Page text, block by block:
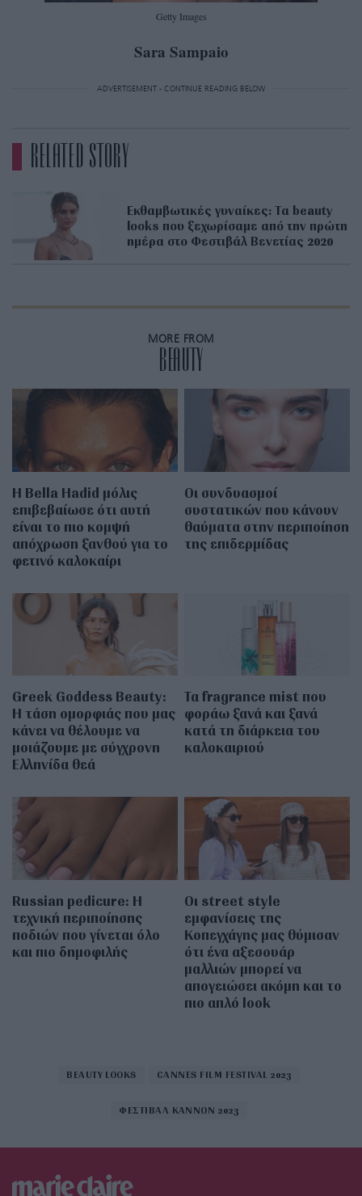
Getty Images
Sara Sampaio
ADVERTISEMENT - CONTINUE READING BELOW
RELATED STORY
Εκθαμβωτικές γυναίκες: Τα beauty
looks που ξεχωρίσαμε από την πρώτη
ημέρα στο Φεστιβάλ Βενετίας 2020
MORE FROM
BEAUTY
Η Bella Hadid μόλις
επιβεβαίωσε ότι αυτή
είναι το πιο κομψή
απόχρωση ξανθού για το
φετινό καλοκαίρι
Οι συνδυασμοί
συστατικών που κάνουν
θαύματα στην περιποίηση
της επιδερμίδας
Greek Goddess Beauty:
Η τάση ομορφιάς που μας
κάνει να θέλουμε να
μοιάζουμε με σύγχρονη
Ελληνίδα θεά
Τα fragrance mist που
φοράω ξανά και ξανά
κατά τη διάρκεια του
καλοκαιριού
Russian pedicure: Η
τεχνική περιποίησης
ποδιών που γίνεται όλο
και πιο δημοφιλής
Οι street style
εμφανίσεις της
Κοπεγχάγης μας θύμισαν
ότι ένα αξεσουάρ
μαλλιών μπορεί να
απογειώσει ακόμη και το
πιο απλό look
BEAUTY LOOKS CANNES FILM FESTIVAL 2023
ΦΕΣΤΙΒΑΛ ΚΑΝΝΩΝ 2023